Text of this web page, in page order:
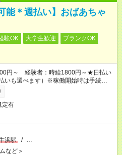
能＊週払い】おばあちゃ
験OK 大学生歓迎
ブランクOK
円～ 経験者：時給1800円～★日払い
いも選べます）※稼働開始時は手続き完
ます。
定有
浜駅 / …
など＞